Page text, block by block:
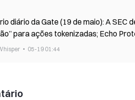
diário da Gate (19 de maio): A SEC
para ações tokenizadas; Echo
05-19 01:44